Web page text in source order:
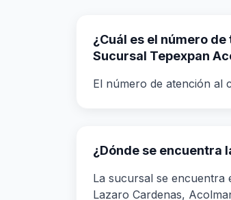
¿Cuál es el número
Sucursal Tepexpan
El número de atención al
¿Dónde se encuentra
La sucursal se encuentra
Lazaro Cardenas,